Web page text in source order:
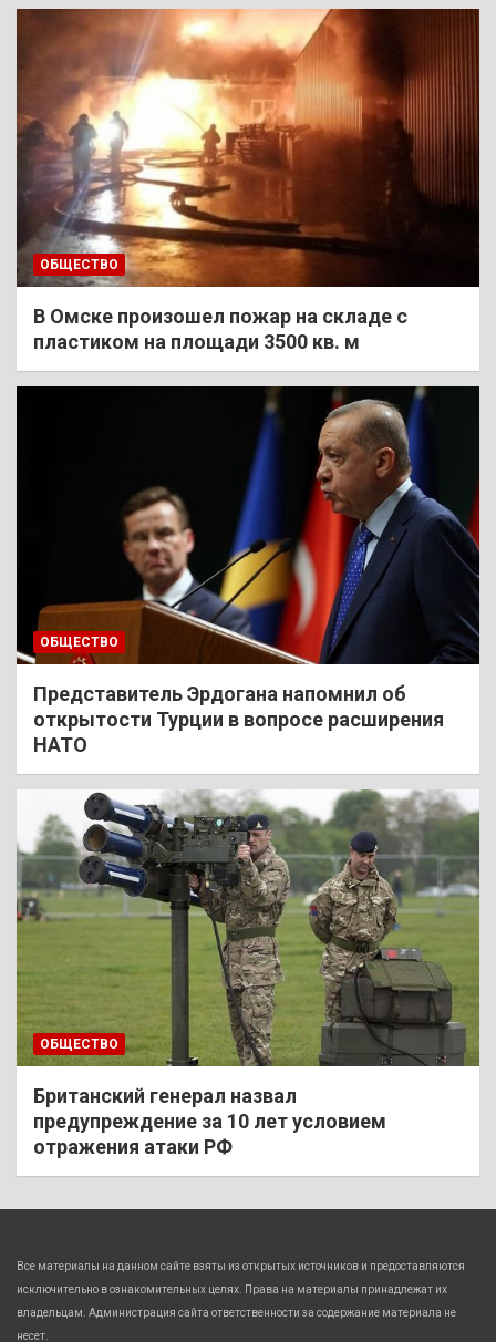
ОБЩЕСТВО
В Омске произошел пожар на складе с
пластиком на площади 3500 кв. м
ОБЩЕСТВО
Представитель Эрдогана напомнил об
открытости Турции в вопросе расширения
НАТО
ОБЩЕСТВО
Британский генерал назвал
предупреждение за 10 лет условием
отражения атаки РФ
Все материалы на данном сайте взяты из открытых источников и предоставляются
исключительно в ознакомительных целях. Права на материалы принадлежат их
владельцам. Администрация сайта ответственности за содержание материала не
несет.